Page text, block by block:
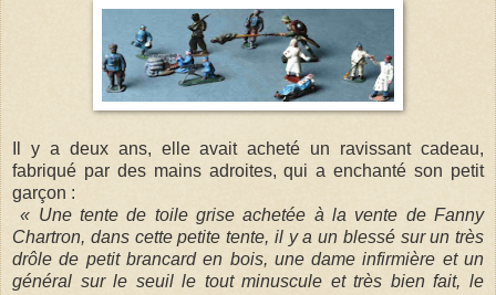
Il y a deux ans, elle avait acheté un ravissant cadeau,
fabriqué par des mains adroites, qui a enchanté son petit
garçon :
« Une tente de toile grise achetée à la vente de Fanny
Chartron, dans cette petite tente, il y a un blessé sur un très
drôle de petit brancard en bois, une dame infirmière et un
général sur le seuil le tout minuscule et très bien fait, le